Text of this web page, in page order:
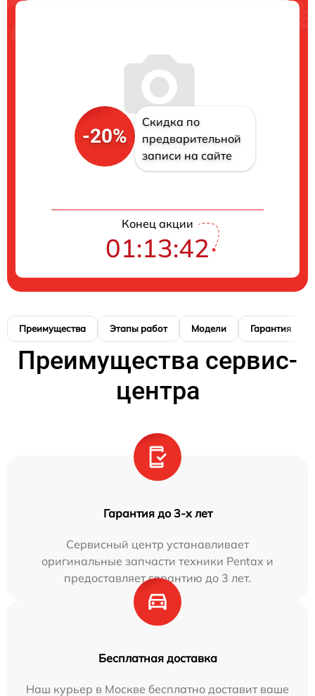
-20%
Скидка по
предварительной
записи на сайте
Конец акции
01:13:41
Преимущества Этапы работ Модели Гарантия
Преимущества сервис-
центра
Гарантия до 3-х лет
Сервисный центр устанавливает
оригинальные запчасти техники Pentax и
предоставляет гарантию до 3 лет.
Бесплатная доставка
Наш курьер в Москве бесплатно доставит ваше